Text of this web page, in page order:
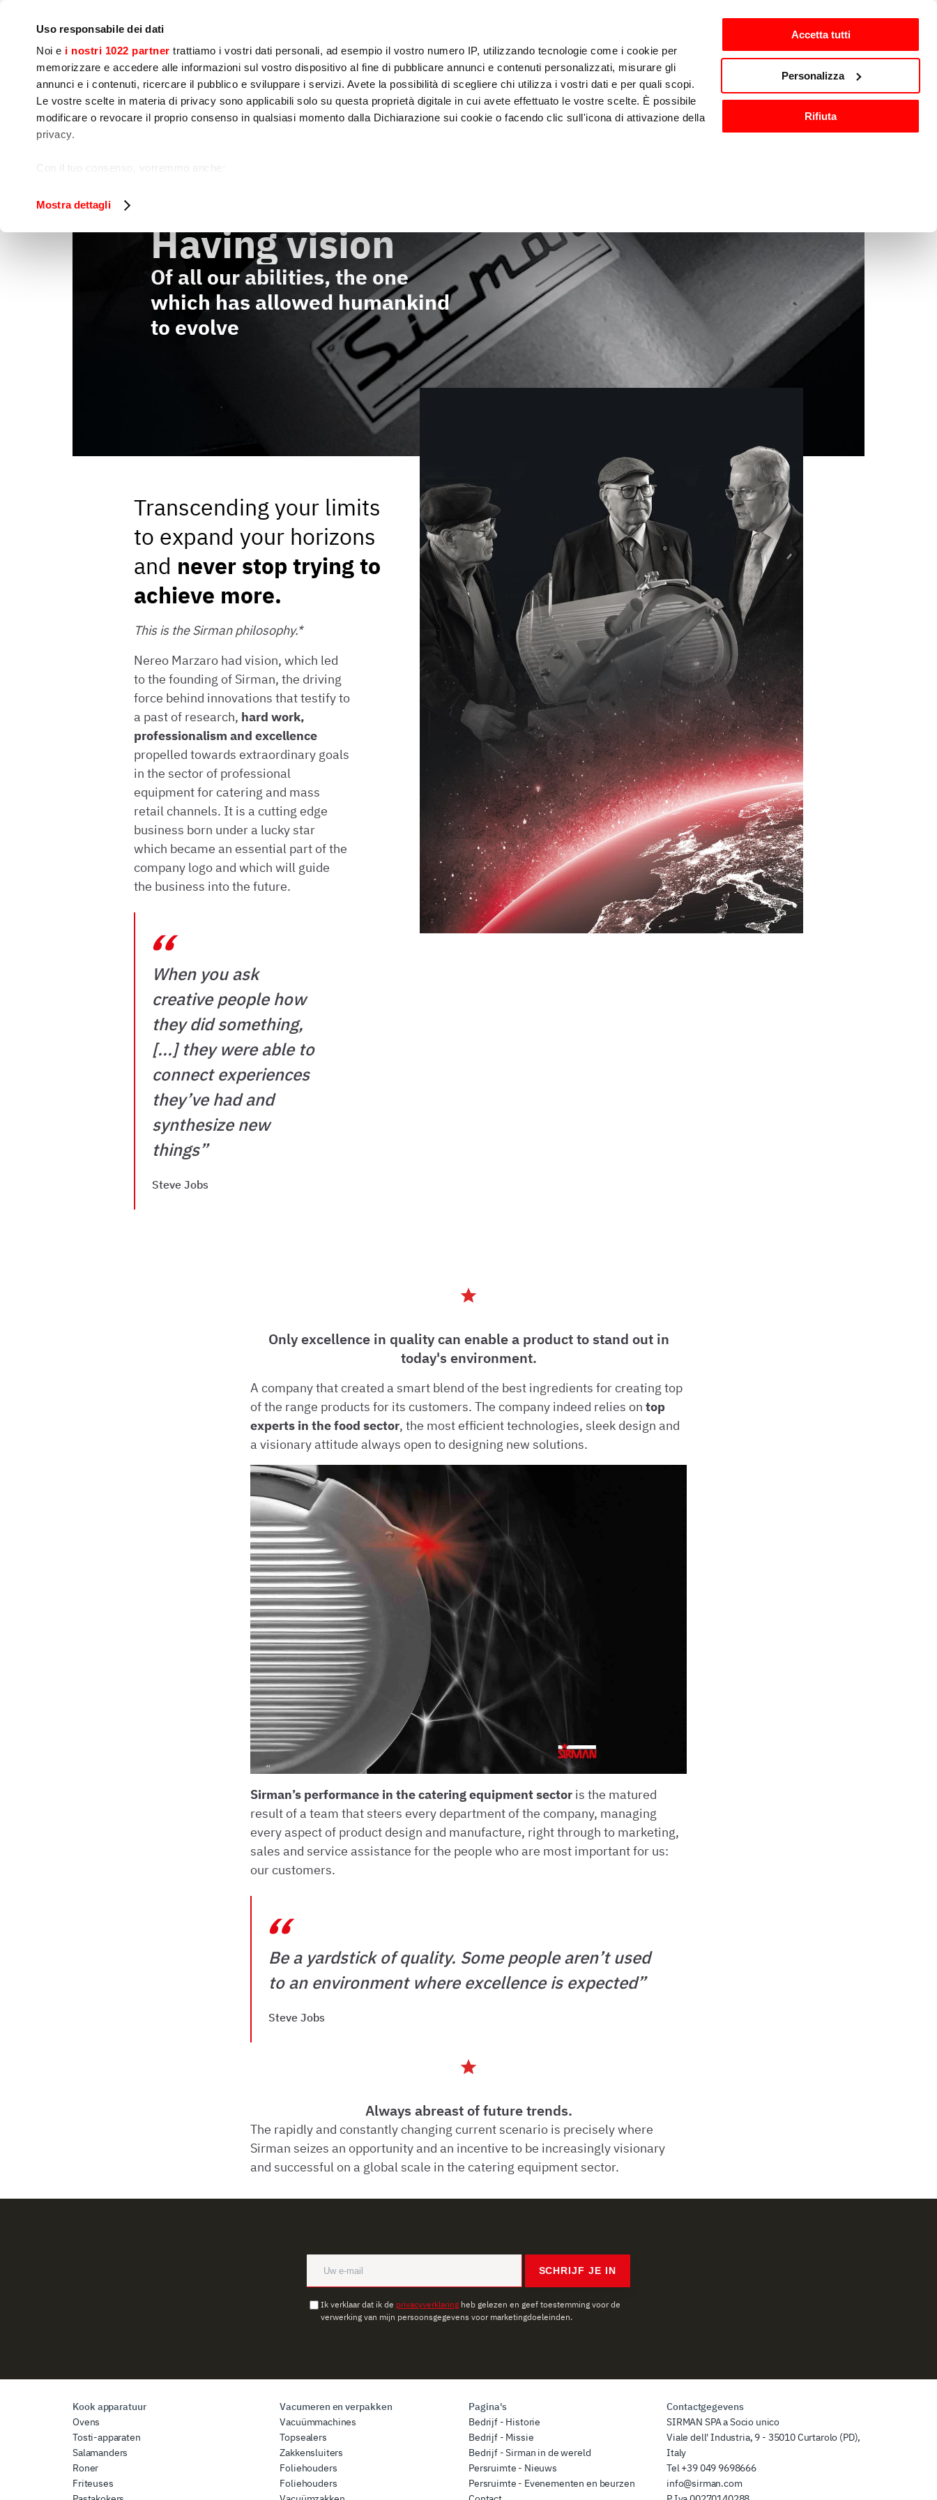
Uso responsabile dei dati
Noi e i nostri 1022 partner trattiamo i vostri dati personali, ad esempio il vostro numero IP, utilizzando tecnologie come i cookie per
memorizzare e accedere alle informazioni sul vostro dispositivo al fine di pubblicare annunci e contenuti personalizzati, misurare gli
annunci e i contenuti, ricercare il pubblico e sviluppare i servizi. Avete la possibilità di scegliere chi utilizza i vostri dati e per quali scopi.
Le vostre scelte in materia di privacy sono applicabili solo su questa proprietà digitale in cui avete effettuato le vostre scelte. È possibile
modificare o revocare il proprio consenso in qualsiasi momento dalla Dichiarazione sui cookie o facendo clic sull'icona di attivazione della
privacy.
Con il tuo consenso, vorremmo anche:
Identificare il tuo dispositivo, scansionandolo attivamente alla ricerca di caratteristiche specifiche (impronte digitali).
tuo consenso in qualsiasi momento dalla Dichiarazione sui cookie.
Utilizziamo i cookie per garantire che l’utente possa usufruire del servizio richiesto, per personalizzare contenuti ed annunci, per fornire
funzionalità dei social media e per analizzare il nostro traffico. Condividiamo inoltre informazioni sul modo in cui l’utente utilizza il nostro
sito con i nostri partner che si occupano di analisi dei dati web, pubblicità e social media, i quali potrebbero combinarle con altre
informazioni che ha fornito loro o che hanno raccolto dal suo utilizzo dei loro servizi.
Mostra dettagli
Accetta tutti
Personalizza
Rifiuta
Klanten nl-NL
Kook
apparatuur
Voedselbereiding Snelkoeler
Presentatie en
Verkoop
Vacumeren en
verpakken
Wassen en
sanitisatie
Keukenaccessoires
Having vision
Of all our abilities, the one
which has allowed humankind
to evolve
Transcending your limits
to expand your horizons
and never stop trying to
achieve more.
This is the Sirman philosophy.*
Nereo Marzaro had vision, which led
to the founding of Sirman, the driving
force behind innovations that testify to
a past of research, hard work,
professionalism and excellence
propelled towards extraordinary goals
in the sector of professional
equipment for catering and mass
retail channels. It is a cutting edge
business born under a lucky star
which became an essential part of the
company logo and which will guide
the business into the future.
“
When you ask
creative people how
they did something,
[...] they were able to
connect experiences
they’ve had and
synthesize new
things”
Steve Jobs
Only excellence in quality can enable a product to stand out in
today's environment.
A company that created a smart blend of the best ingredients for creating top
of the range products for its customers. The company indeed relies on top
experts in the food sector, the most efficient technologies, sleek design and
a visionary attitude always open to designing new solutions.
Sirman’s performance in the catering equipment sector is the matured
result of a team that steers every department of the company, managing
every aspect of product design and manufacture, right through to marketing,
sales and service assistance for the people who are most important for us:
our customers.
“
Be a yardstick of quality. Some people aren’t used
to an environment where excellence is expected”
Steve Jobs
Always abreast of future trends.
The rapidly and constantly changing current scenario is precisely where
Sirman seizes an opportunity and an incentive to be increasingly visionary
and successful on a global scale in the catering equipment sector.
SCHRIJF JE IN
Ik verklaar dat ik de privacyverklaring heb gelezen en geef toestemming voor de
verwerking van mijn persoonsgegevens voor marketingdoeleinden.
Kook apparatuur
Ovens
Tosti-apparaten
Salamanders
Roner
Friteuses
Vacumeren en verpakken
Vacuümmachines
Topsealers
Zakkensluiters
Foliehouders
Foliehouders
Pagina's
Bedrijf - Historie
Bedrijf - Missie
Bedrijf - Sirman in de wereld
Persruimte - Nieuws
Persruimte - Evenementen en beurzen
Contactgegevens
SIRMAN SPA a Socio unico
Viale dell' Industria, 9 - 35010 Curtarolo (PD),
Italy
Tel+39 049 9698666
info@sirman.com